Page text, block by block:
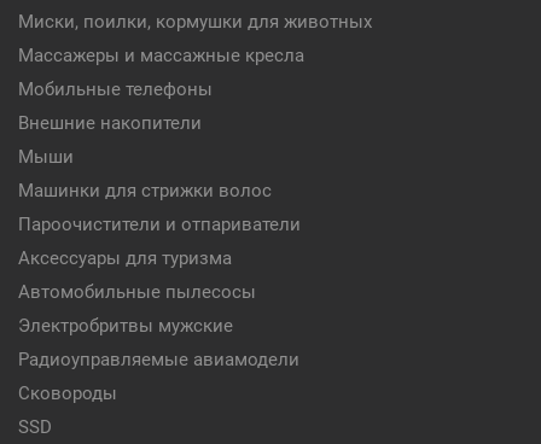
Миски, поилки, кормушки для животных
Массажеры и массажные кресла
Мобильные телефоны
Внешние накопители
Мыши
Машинки для стрижки волос
Пароочистители и отпариватели
Аксессуары для туризма
Автомобильные пылесосы
Электробритвы мужские
Радиоуправляемые авиамодели
Сковороды
SSD